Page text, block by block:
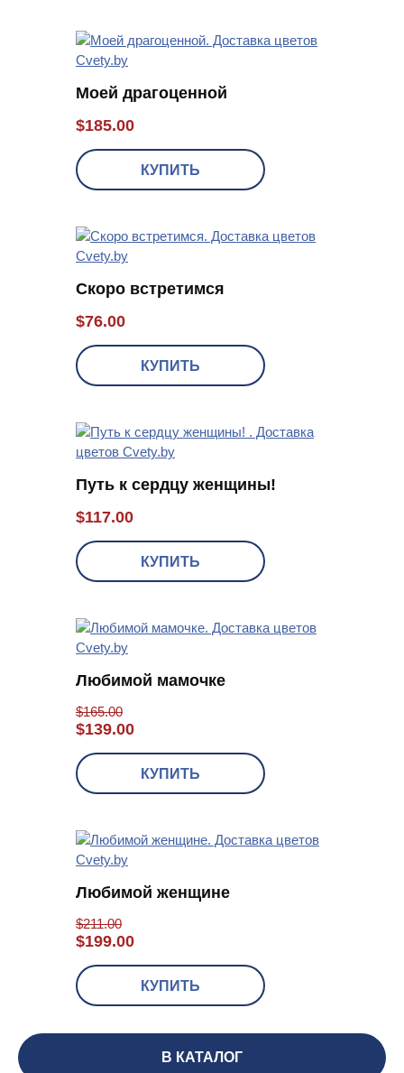
Моей драгоценной
$185.00
КУПИТЬ
Скоро встретимся
$76.00
КУПИТЬ
Путь к сердцу женщины!
$117.00
КУПИТЬ
Любимой мамочке
$165.00
$139.00
КУПИТЬ
Любимой женщине
$211.00
$199.00
КУПИТЬ
В КАТАЛОГ